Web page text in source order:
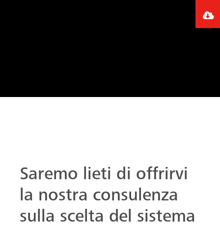
Saremo lieti di offrirvi
la nostra consulenza
sulla scelta del sistema